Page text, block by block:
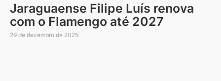
Jaraguaense Filipe Luís renova
com o Flamengo até 2027
29 de dezembro de 2025